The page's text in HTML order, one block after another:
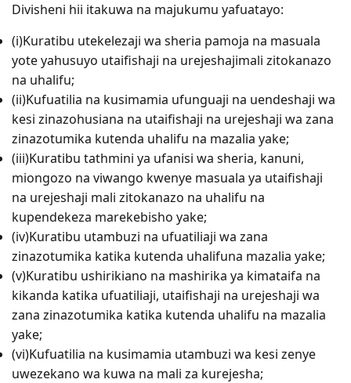
Divisheni hii itakuwa na majukumu yafuatayo:
(i)Kuratibu utekelezaji wa sheria pamoja na masuala
yote yahusuyo utaifishaji na urejeshajimali zitokanazo
na uhalifu;
(ii)Kufuatilia na kusimamia ufunguaji na uendeshaji wa
kesi zinazohusiana na utaifishaji na urejeshaji wa zana
zinazotumika kutenda uhalifu na mazalia yake;
(iii)Kuratibu tathmini ya ufanisi wa sheria, kanuni,
miongozo na viwango kwenye masuala ya utaifishaji
na urejeshaji mali zitokanazo na uhalifu na
kupendekeza marekebisho yake;
(iv)Kuratibu utambuzi na ufuatiliaji wa zana
zinazotumika katika kutenda uhalifuna mazalia yake;
(v)Kuratibu ushirikiano na mashirika ya kimataifa na
kikanda katika ufuatiliaji, utaifishaji na urejeshaji wa
zana zinazotumika katika kutenda uhalifu na mazalia
yake;
(vi)Kufuatilia na kusimamia utambuzi wa kesi zenye
uwezekano wa kuwa na mali za kurejesha;